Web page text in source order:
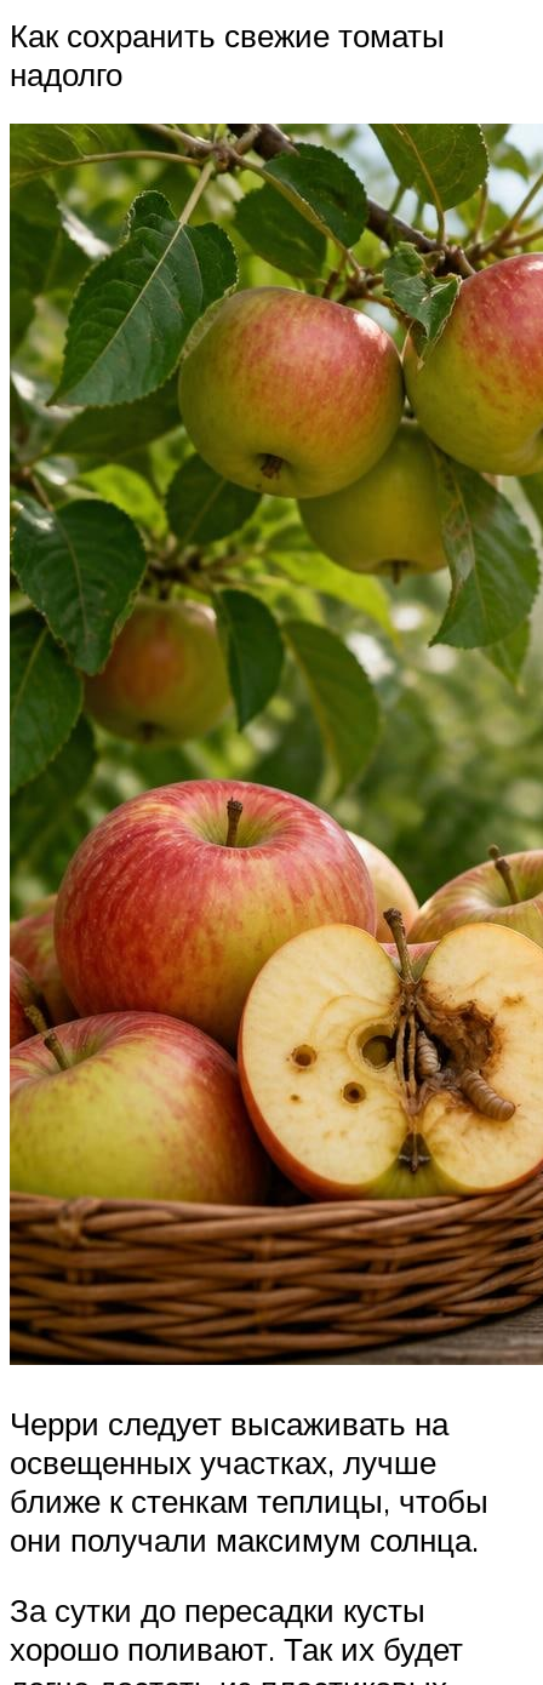
Как сохранить свежие томаты
надолго
Черри следует высаживать на
освещенных участках, лучше
ближе к стенкам теплицы, чтобы
они получали максимум солнца.
За сутки до пересадки кусты
хорошо поливают. Так их будет